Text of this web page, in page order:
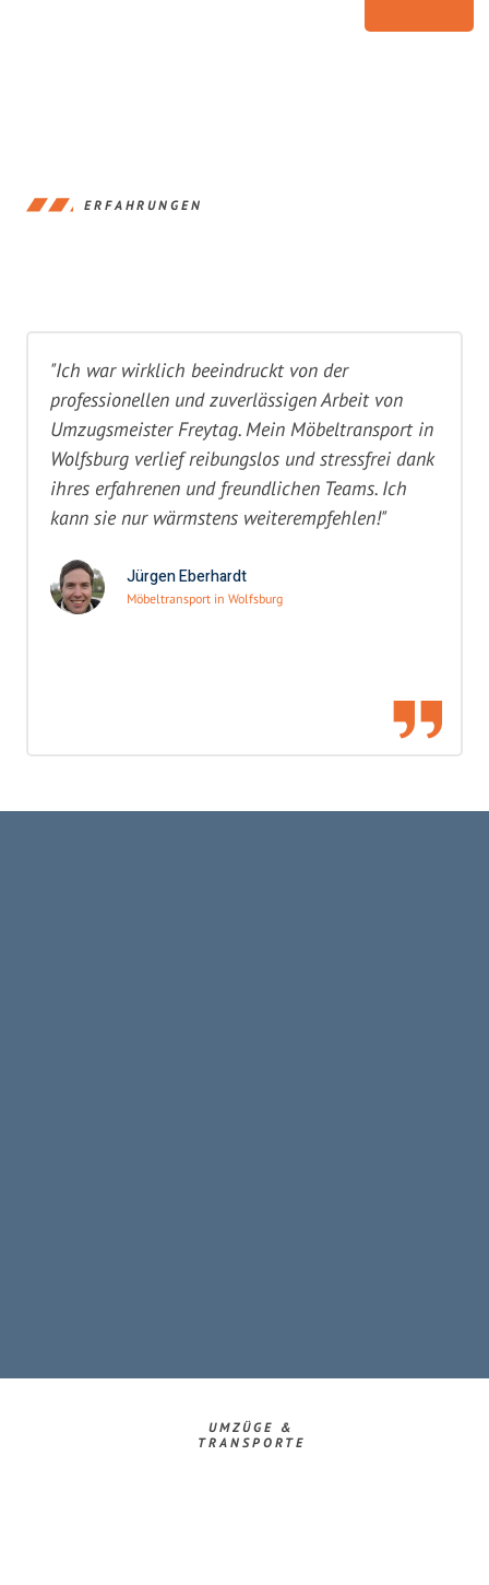
ERFAHRUNGEN
"Ich war wirklich beeindruckt von der
professionellen und zuverlässigen Arbeit von
Umzugsmeister Freytag. Mein Möbeltransport in
Wolfsburg verlief reibungslos und stressfrei dank
ihres erfahrenen und freundlichen Teams. Ich
kann sie nur wärmstens weiterempfehlen!"
Jürgen Eberhardt
Möbeltransport in Wolfsburg
UMZÜGE &
TRANSPORTE